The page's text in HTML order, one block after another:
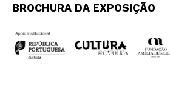
BROCHURA DA EXPOSIÇÃO
Interesses